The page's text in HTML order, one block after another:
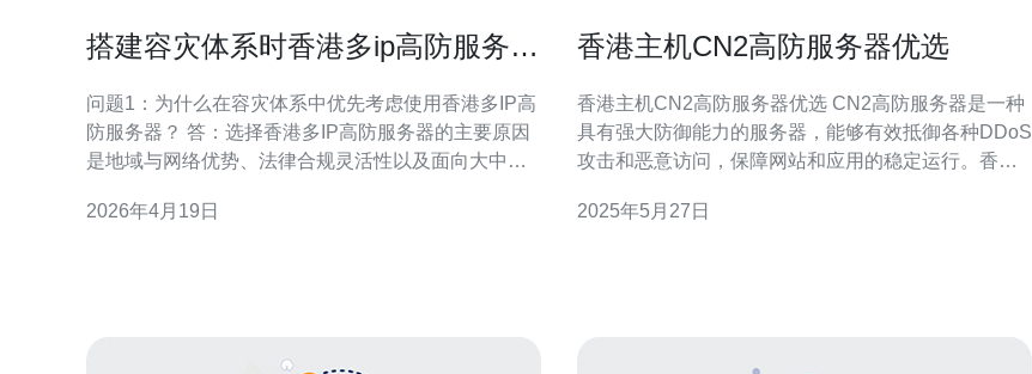
搭建容灾体系时香港多ip高防服务器
问题1：为什么在容灾体系中优先考虑使用香港多IP高
防服务器？ 答：选择香港多IP高防服务器的主要原因
是地域与网络优势、法律合规灵活性以及面向大中华
现多线接入与快速回源。此外，高防能力在DDoS攻击
2026年4月19日
香港主机CN2高防服务器优选
香港主机CN2高防服务器优选 CN2高防服务器是一种
具有强大防御能力的服务器，能够有效抵御各种DDoS
攻击和恶意访问，保障网站和应用的稳定运行。香港
优势。 香港主机提供的CN2高防服务器具有以下优
2025年5月27日